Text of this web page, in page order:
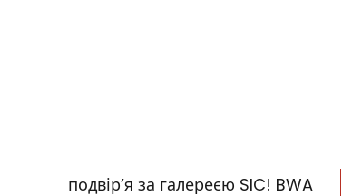
подвір’я за галереєю SIC! BWA